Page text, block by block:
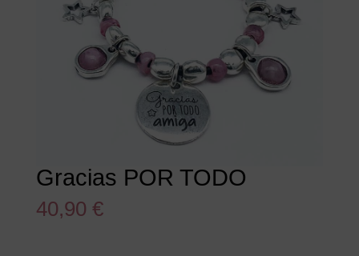
Gracias POR TODO
40,90 €